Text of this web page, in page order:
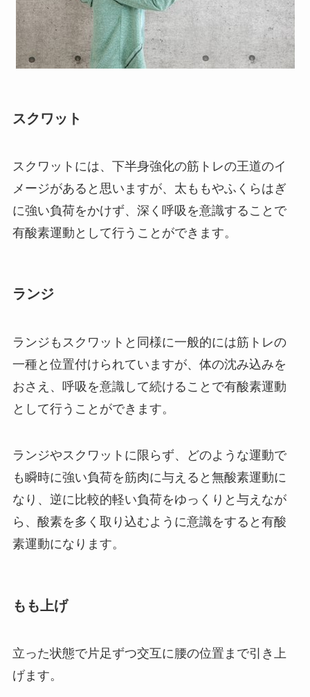
スクワット
スクワットには、下半身強化の筋トレの王道のイ
メージがあると思いますが、太ももやふくらはぎ
に強い負荷をかけず、深く呼吸を意識することで
有酸素運動として行うことができます。
ランジ
ランジもスクワットと同様に一般的には筋トレの
一種と位置付けられていますが、体の沈み込みを
おさえ、呼吸を意識して続けることで有酸素運動
として行うことができます。
ランジやスクワットに限らず、どのような運動で
も瞬時に強い負荷を筋肉に与えると無酸素運動に
なり、逆に比較的軽い負荷をゆっくりと与えなが
ら、酸素を多く取り込むように意識をすると有酸
素運動になります。
もも上げ
立った状態で片足ずつ交互に腰の位置まで引き上
げます。